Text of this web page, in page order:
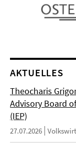
AKTUELLES
Theocharis
Advisory Board
(IEP)
27.07.2026